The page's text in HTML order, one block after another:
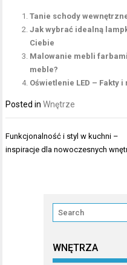
Tanie schody
Jak wybrać idealną
Ciebie
Malowanie mebli
meble?
Oświetlenie LED – Fakty i
Posted inWnętrze
Nawigacja
wpisu
Funkcjonalność i styl w kuchni –
inspiracje dla nowoczesnych
WNĘTRZA